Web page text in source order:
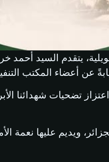
الذكرى الـ64 لعيدي الاستقلال
تضحيات شهدائنا